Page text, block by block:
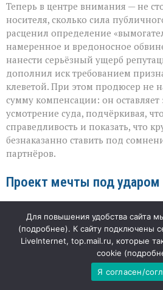
Теперь в центре внимания — не
носителя, сколько сила
расценил определение
намеренное и вредоносное
нанести серьёзный ущерб
дополнил иск требованием
клеветой. При этом продюсер не
сумму компенсации: он оставляет
усмотрение суда, подчёркивая,
справедливость и показать, что
безнаказанно ставить под
партнёров.
Проект мечты под ударом
Fortitude — не рядовой проект, а
которую вложены не только
амбиции команды. В центре
Второй мировой войны, чья
Джеймса Бонда; главную роль
Потеря контроля над
Для повышения удобства сайта
(подробнее). К сайту подключены
LiveInternet, top.mail.ru, которые
cookie (
Я согласен/